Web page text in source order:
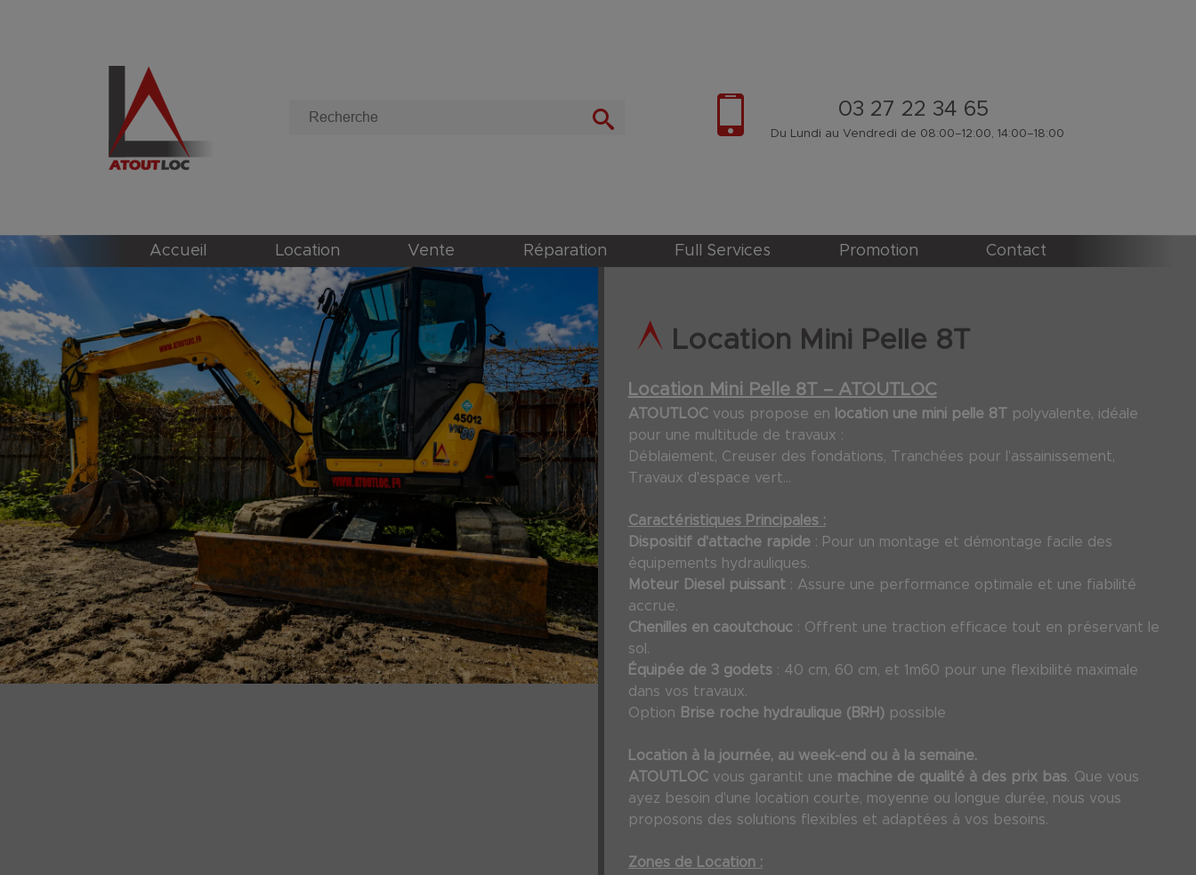
03 27 22 34 65
Du Lundi au Vendredi de 08:00–12:00, 14:00–18:00
Accueil Location Vente Réparation Full Services Promotion Contact
Location Mini Pelle 8T
Location Mini Pelle 8T – ATOUTLOC
ATOUTLOCvous propose en location une mini pelle 8T
polyvalente, idéale
pour une multitude de travaux :
Déblaiement, Creuser des fondations, Tranchées pour l’assainissement,
Travaux d'espace vert...
Caractéristiques Principales :
Dispositif d'attache rapide : Pour un montage et démontage facile des
équipements hydrauliques.
Moteur Diesel puissant : Assure une performance optimale et une fiabilité
accrue.
Chenilles en caoutchouc : Offrent une traction efficace tout en préservant le
sol.
Équipée de 3 godets: 40 cm, 60 cm, et 1m60 pour une flexibilité maximale
dans vos travaux.
Option
Brise roche hydraulique (BRH)possible
Location à la journée, au week-end ou à la semaine.
ATOUTLOCvous garantit une machine de qualité à des prix bas. Que vous
ayez besoin d'une location courte, moyenne ou longue durée, nous vous
proposons des solutions flexibles et adaptées à vos besoins.
Zones de Location :